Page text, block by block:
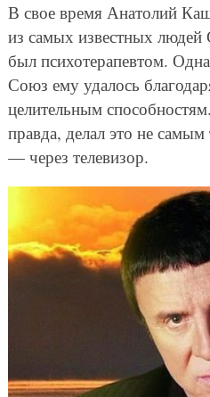
В свое время Анатолий
из самых известных
был психотерапевтом.
Союз ему удалось
целительным
правда, делал это не
— через телевизор.